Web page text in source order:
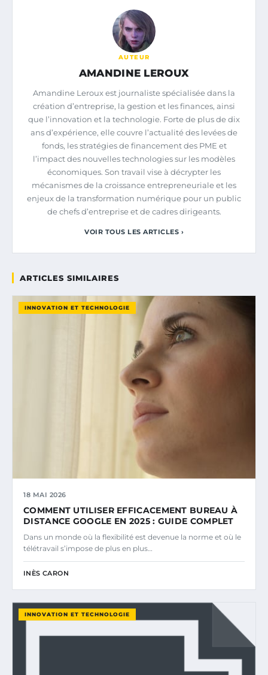
AUTEUR
AMANDINE LEROUX
Amandine Leroux est journaliste spécialisée dans la
création d’entreprise, la gestion et les finances, ainsi
que l’innovation et la technologie. Forte de plus de dix
ans d’expérience, elle couvre l’actualité des levées de
fonds, les stratégies de financement des PME et
l’impact des nouvelles technologies sur les modèles
économiques. Son travail vise à décrypter les
mécanismes de la croissance entrepreneuriale et les
enjeux de la transformation numérique pour un public
de chefs d’entreprise et de cadres dirigeants.
VOIR TOUS LES ARTICLES ›
ARTICLES SIMILAIRES
INNOVATION ET TECHNOLOGIE
18 MAI 2026
COMMENT UTILISER EFFICACEMENT BUREAU À
DISTANCE GOOGLE EN 2025 : GUIDE COMPLET
Dans un monde où la flexibilité est devenue la norme et où le
télétravail s’impose de plus en plus…
INÈS CARON
INNOVATION ET TECHNOLOGIE